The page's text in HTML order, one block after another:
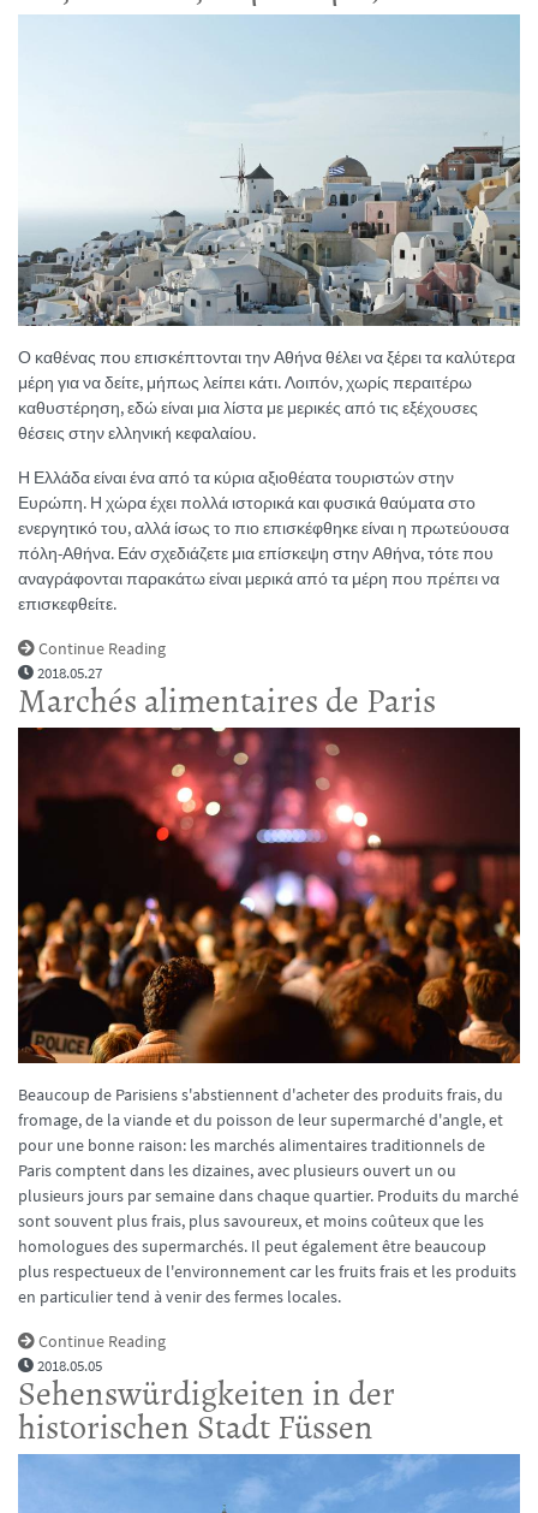
Ο καθένας που επισκέπτονται την Αθήνα θέλει να ξέρει τα καλύτερα
μέρη για να δείτε, μήπως λείπει κάτι. Λοιπόν, χωρίς περαιτέρω
καθυστέρηση, εδώ είναι μια λίστα με μερικές από τις εξέχουσες
θέσεις στην ελληνική κεφαλαίου.
Η Ελλάδα είναι ένα από τα κύρια αξιοθέατα τουριστών στην
Ευρώπη. Η χώρα έχει πολλά ιστορικά και φυσικά θαύματα στο
ενεργητικό του, αλλά ίσως το πιο επισκέφθηκε είναι η πρωτεύουσα
πόλη-Αθήνα. Εάν σχεδιάζετε μια επίσκεψη στην Αθήνα, τότε που
αναγράφονται παρακάτω είναι μερικά από τα μέρη που πρέπει να
επισκεφθείτε.
Continue Reading
2018.05.27
Marchés alimentaires de Paris
Beaucoup de Parisiens s'abstiennent d'acheter des produits frais, du
fromage, de la viande et du poisson de leur supermarché d'angle, et
pour une bonne raison: les marchés alimentaires traditionnels de
Paris comptent dans les dizaines, avec plusieurs ouvert un ou
plusieurs jours par semaine dans chaque quartier. Produits du marché
sont souvent plus frais, plus savoureux, et moins coûteux que les
homologues des supermarchés. Il peut également être beaucoup
plus respectueux de l'environnement car les fruits frais et les produits
en particulier tend à venir des fermes locales.
Continue Reading
2018.05.05
Sehenswürdigkeiten in der
historischen Stadt Füssen